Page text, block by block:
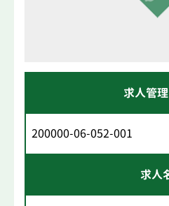
求人管
200000-06-052-001
求人